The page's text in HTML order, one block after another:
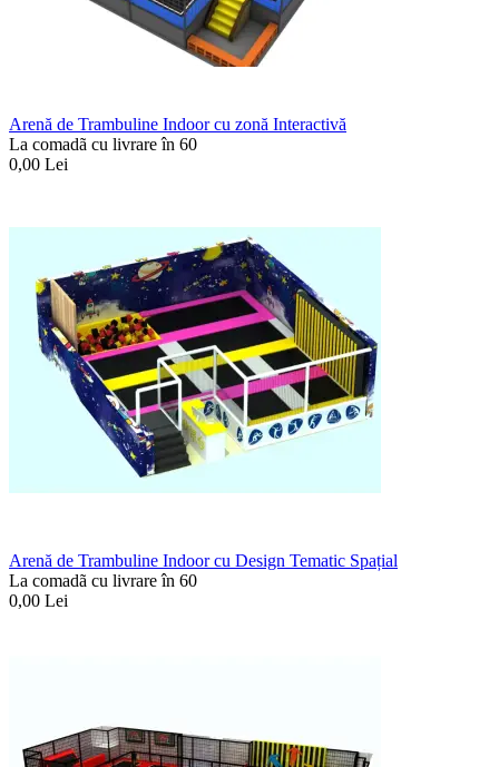
Arenă de Trambuline Indoor cu zonă Interactivă
La comadã cu livrare în 60
0,00 Lei
Arenă de Trambuline Indoor cu Design Tematic Spațial
La comadã cu livrare în 60
0,00 Lei